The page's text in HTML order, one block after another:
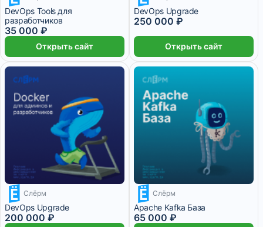
DevOps Tools для
разработчиков
35 000 ₽
Открыть сайт
DevOps Upgrade
250 000 ₽
Открыть сайт
50 000 ₽/мес
Слёрм
DevOps Upgrade
200 000 ₽
16 250 ₽/мес
Слёрм
Apache Kafka База
65 000 ₽